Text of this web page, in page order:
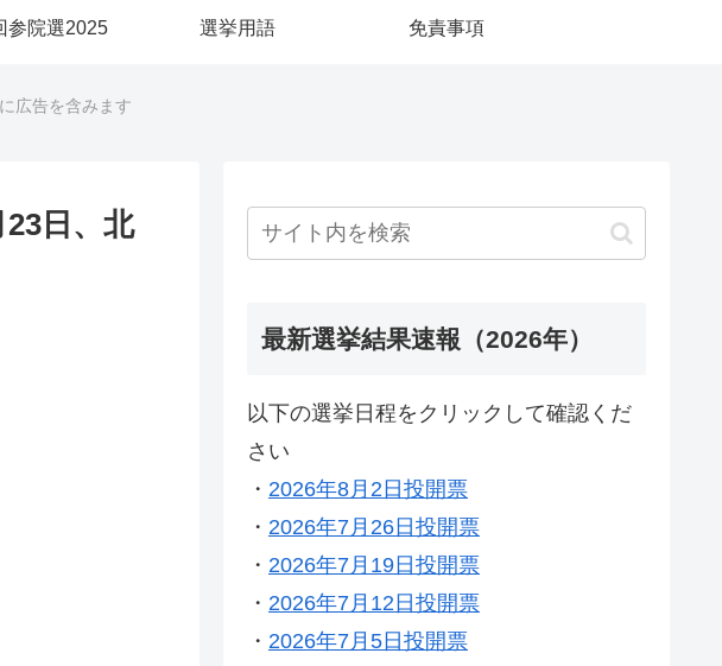
参院選2025 選挙用語 免責事項
広告を含みます
日、北
最新選挙結果速報（2026年）
以下の選挙日程をクリックして確認くだ
さい
・ 2026年8月2日投開票
・ 2026年7月26日投開票
・ 2026年7月19日投開票
・ 2026年7月12日投開票
・ 2026年7月5日投開票